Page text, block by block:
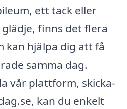
ett tack eller
finns det flera
kan hjälpa dig att få
samma dag.
vår plattform, skicka-
kan du enkelt